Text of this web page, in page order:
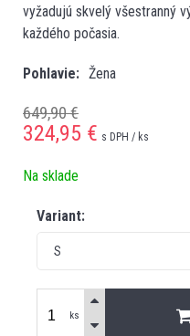
vyžadujú skvelý všestranný
každého počasia.
Pohlavie Žena
649,90 €
324,95 € s DPH / ks
Na sklade
Variant:
S
ks